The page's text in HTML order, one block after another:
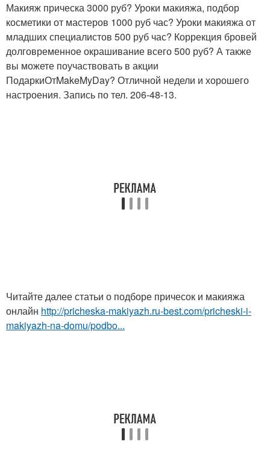
Макияж прическа 3000 руб? Уроки макияжа, подбор
косметики от мастеров 1000 руб час? Уроки макияжа от
младших специалистов 500 руб час? Коррекция бровей
долговременное окрашивание всего 500 руб? А также
вы можете поучаствовать в акции
ПодаркиОтMakeMyDay? Отличной недели и хорошего
настроения. Запись по тел. 206-48-13.
Читайте далее статьи о подборе причесок и макияжа
онлайн http://pricheska-makiyazh.ru-best.com/pricheski-i-
makiyazh-na-domu/podbo...